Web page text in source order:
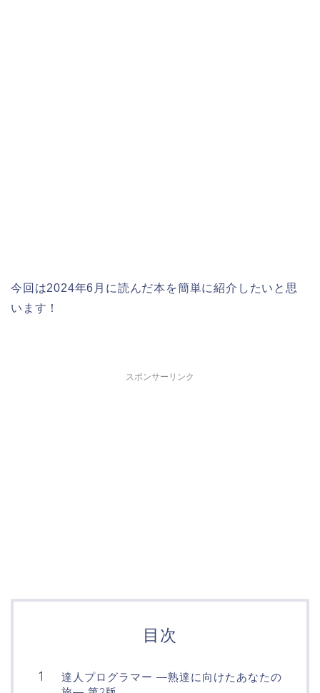
今回は2024年6月に読んだ本を簡単に紹介したいと思
います！
スポンサーリンク
目次
達人プログラマー ―熟達に向けたあなたの